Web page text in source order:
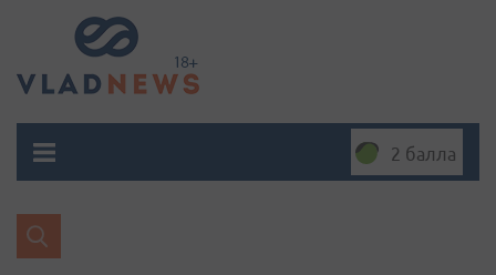
2 балла